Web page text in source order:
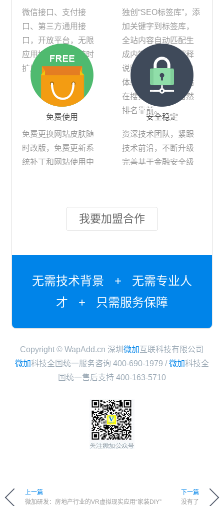
微信接口、支付接
口、第三方通用接
口，开放平台，无限
应用接入等，可随时
扩展新功能
独创“SEO标签库”，添
加关键字到标签库，
全站内容自动匹配生
成内链、外链和解释
说明，提高网站用户
体验的同时助您网站
在搜索引擎中的自然
排名靠前。
免费使用
免费更换网站皮肤随
时改版，免费更新系
统补丁和网站使用中
安全稳定
资深技术团队，紧跟
技术前沿，不断升级
完善基于金融安全级
位，同时运行于腾讯
云计算中心，多备份
我要加盟合作
无需技术背景 + 无需专业人
才 + 只需服务保障
Copyright © WapAdd.cn 深圳微加 互联科技有限公司
微加科技全国统一服务咨询 400-690-1979 /微加科技全
国统一售后支持 400-163-5710
上一篇
微加研发：房地产行业的VR虚拟现实应用“家装DIY”
下一篇
没有了